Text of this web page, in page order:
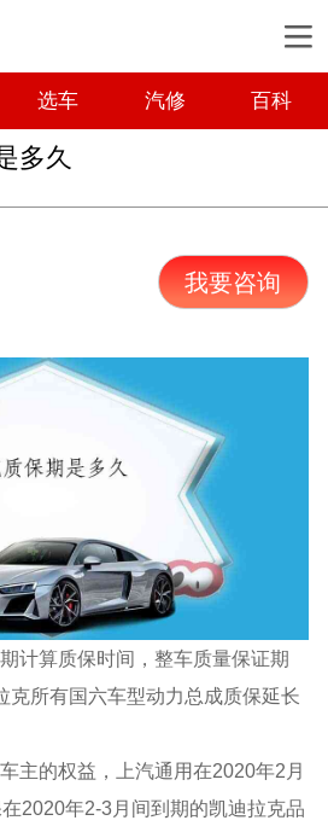
选车 汽修 百科
多久
我要咨询
计算质保时间，整车质量保证期
克所有国六车型动力总成质保延长
主的权益，上汽通用在2020年2月
2020年2-3月间到期的凯迪拉克品